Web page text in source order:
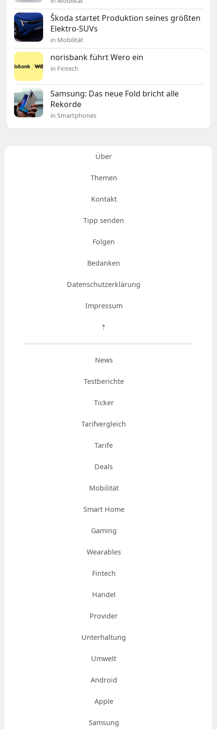
Škoda startet Produktion seines größten
Elektro-SUVs
in Mobilität
norisbank führt Wero ein
in Fintech
Samsung: Das neue Fold bricht alle
Rekorde
in Smartphones
Über
Themen
Kontakt
Tipp senden
Folgen
Bedanken
Datenschutzerklärung
Impressum
⇡
News
Testberichte
Ticker
Tarifvergleich
Tarife
Deals
Mobilität
Smart Home
Gaming
Wearables
Fintech
Handel
Provider
Unterhaltung
Umwelt
Android
Apple
Samsung